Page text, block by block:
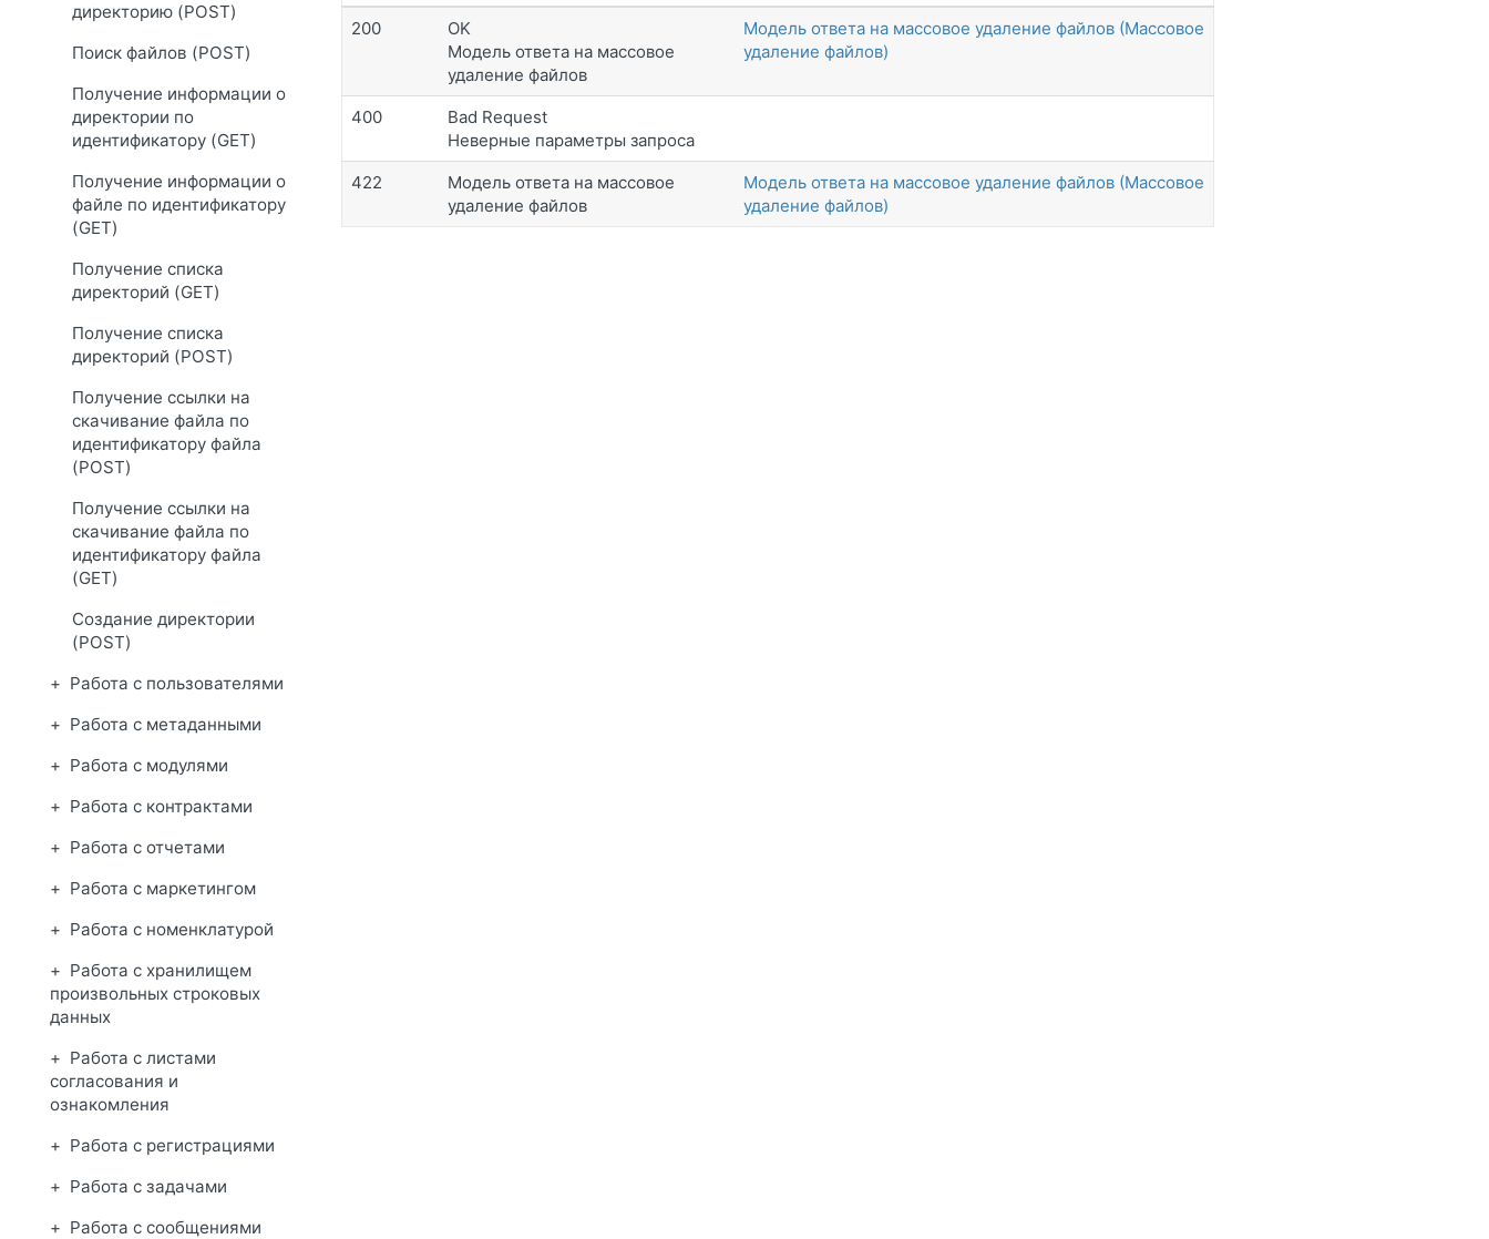
директорию (POST)
Поиск файлов (POST)
Получение информации о
директории по
идентификатору (GET)
Получение информации о
файле по идентификатору
(GET)
Получение списка
директорий (GET)
Получение списка
директорий (POST)
Получение ссылки на
скачивание файла по
идентификатору файла
(POST)
Получение ссылки на
скачивание файла по
идентификатору файла
(GET)
Создание директории
(POST)
Работа с пользователями
Работа с метаданными
Работа с модулями
Работа с контрактами
Работа с отчетами
Работа с маркетингом
Работа с номенклатурой
Работа с хранилищем
произвольных строковых
данных
Работа с листами
согласования и
ознакомления
Работа с регистрациями
Работа с задачами
Работа с сообщениями
200
OK
Модель ответа на массовое
удаление файлов
Модель ответа на массовое удаление файлов (Массовое
удаление файлов)
400
Bad Request
Неверные параметры запроса
422
Модель ответа на массовое
удаление файлов
Модель ответа на массовое удаление файлов (Массовое
удаление файлов)